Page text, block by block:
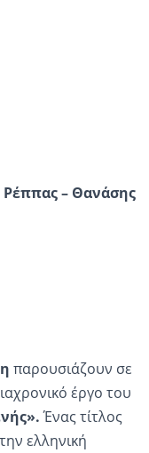
– Θανάσης
παρουσιάζουν σε
έργο του
.Ένας τίτλος
ελληνική